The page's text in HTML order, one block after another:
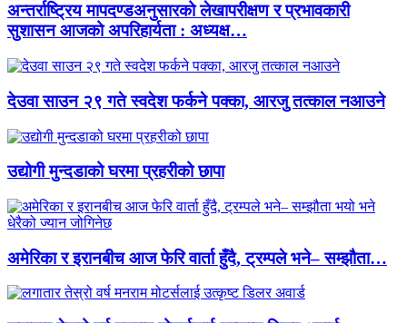
अन्तर्राष्ट्रिय मापदण्डअनुसारको लेखापरीक्षण र प्रभावकारी
सुशासन आजको अपरिहार्यता : अध्यक्ष…
देउवा साउन २९ गते स्वदेश फर्कने पक्का, आरजु तत्काल नआउने
उद्योगी मुन्दडाको घरमा प्रहरीको छापा
अमेरिका र इरानबीच आज फेरि वार्ता हुँदै, ट्रम्पले भने– सम्झौता…